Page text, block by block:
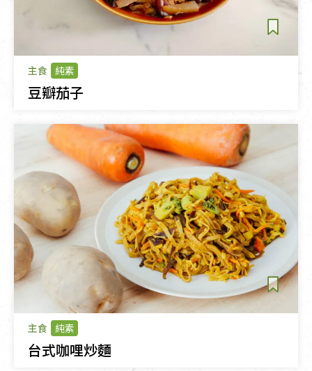
主食 純素
豆瓣茄子
主食 純素
台式咖哩炒麵